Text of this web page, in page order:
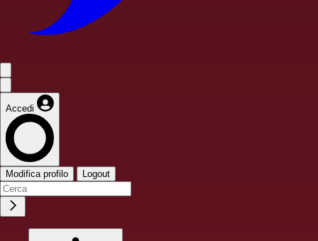
Accedi
Modifica profilo Logout